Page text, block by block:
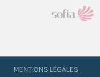
MENTIONS LÉGALES